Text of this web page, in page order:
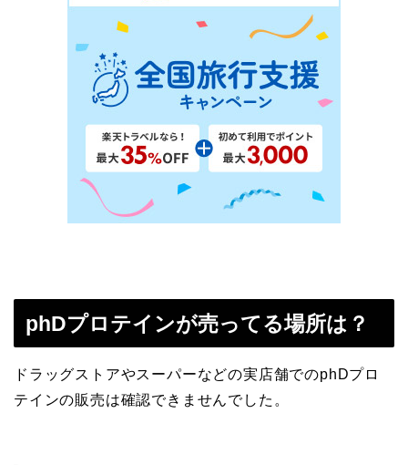
phDプロテインが売ってる場所は？
ドラッグストアやスーパーなどの実店舗でのphDプロ
テインの販売は確認できませんでした。